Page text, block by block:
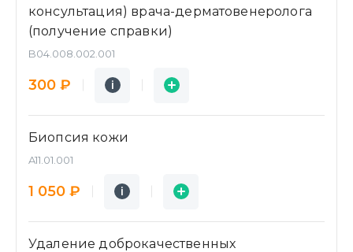
консультация) врача-дерматовенеролога
(получение справки)
B04.008.002.001
300 ₽ i
Подробнее
i
Заявка
Биопсия кожи
A11.01.001
1 050 ₽ i
Подробнее
i
Заявка
Удаление доброкачественных